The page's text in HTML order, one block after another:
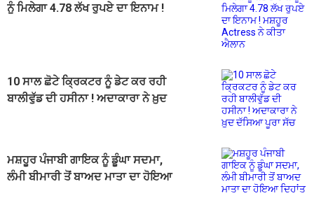
ਨੂੰ ਮਿਲੇਗਾ 4.78 ਲੱਖ ਰੁਪਏ ਦਾ ਇਨਾਮ !
10 ਸਾਲ ਛੋਟੇ ਕ੍ਰਿਕਟਰ ਨੂੰ ਡੇਟ ਕਰ ਰਹੀ
ਬਾਲੀਵੁੱਡ ਦੀ ਹਸੀਨਾ ! ਅਦਾਕਾਰਾ ਨੇ ਖ਼ੁਦ
ਮਸ਼ਹੂਰ ਪੰਜਾਬੀ ਗਾਇਕ ਨੂੰ ਡੂੰਘਾ ਸਦਮਾ,
ਲੰਮੀ ਬੀਮਾਰੀ ਤੋਂ ਬਾਅਦ ਮਾਤਾ ਦਾ ਹੋਇਆ